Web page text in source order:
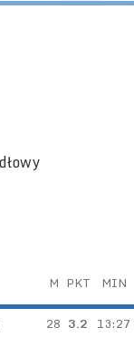
M PKT MIN
28 3.2 13:27